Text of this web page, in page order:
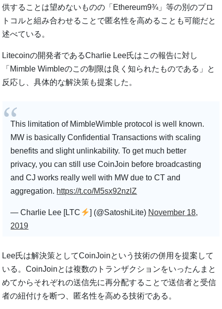
供することは望めないものの「Ethereum9¾」等の別のプロ
トコルと組み合わせることで匿名性を高めることも可能だと
述べている。
Litecoinの開発者であるCharlie Lee氏はこの報告に対し
「Mimble Wimbleのこの制限は良く知られたものである」と
反応し、具体的な解決策も提案した。
This limitation of MimbleWimble protocol is well known.
MW is basically Confidential Transactions with scaling
benefits and slight unlinkability. To get much better
privacy, you can still use CoinJoin before broadcasting
and CJ works really well with MW due to CT and
aggregation. https://t.co/M5sx92nzlZ
— Charlie Lee [LTC ] (@SatoshiLite) November 18,
2019
Lee氏は解決策としてCoinJoinという技術の併用を提案して
いる。CoinJoinとは複数のトランザクションをいったんまと
めてからそれぞれの送信先に再分配することで送信者と受信
者の紐付けを断つ、匿名性を高める技術である。